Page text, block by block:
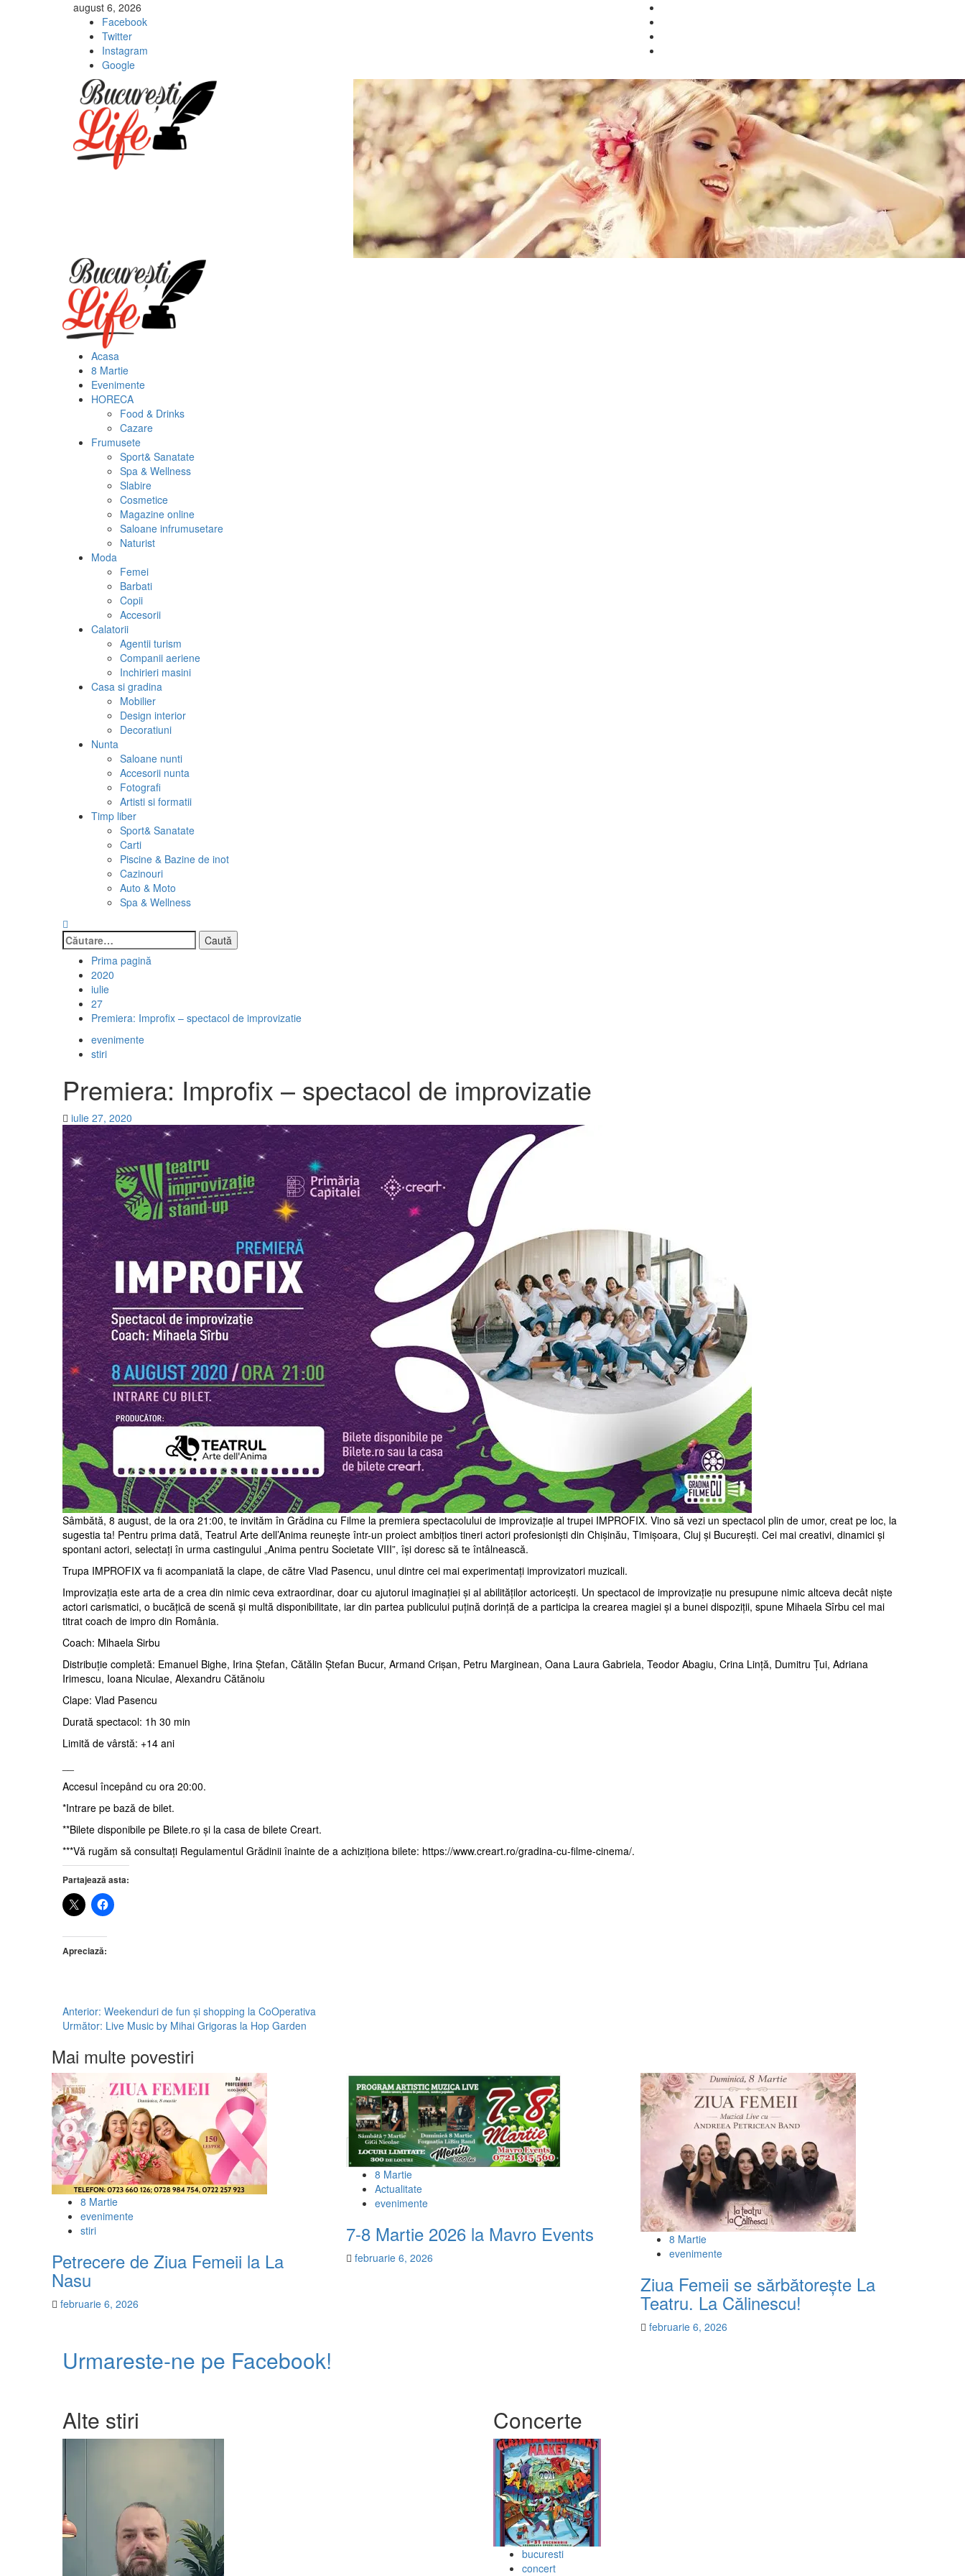
august 6, 2026
Facebook
Twitter
Instagram
Google
Meniu
principal
Acasa
8 Martie
Evenimente
HORECA
Food & Drinks
Cazare
Frumusete
Sport& Sanatate
Spa & Wellness
Slabire
Cosmetice
Magazine online
Saloane infrumusetare
Naturist
Moda
Femei
Barbati
Copii
Accesorii
Calatorii
Agentii turism
Companii aeriene
Inchirieri masini
Casa si gradina
Mobilier
Design interior
Decoratiuni
Nunta
Saloane nunti
Accesorii nunta
Fotografi
Artisti si formatii
Timp liber
Sport& Sanatate
Carti
Piscine & Bazine de inot
Cazinouri
Auto & Moto
Spa & Wellness
Caută
după:
Prima pagină
2020
iulie
27
Premiera: Improfix – spectacol de improvizatie
evenimente
stiri
Premiera: Improfix – spectacol de improvizatie
iulie 27, 2020
Sâmbătă, 8 august, de la ora 21:00, te invităm în Grădina cu Filme la premiera spectacolului de improvizație al trupei IMPROFIX. Vino să vezi un spectacol plin de umor, creat pe loc, la
sugestia ta! Pentru prima dată, Teatrul Arte dell’Anima reunește într-un proiect ambițios tineri actori profesioniști din Chișinău, Timișoara, Cluj și București. Cei mai creativi, dinamici și
spontani actori, selectați în urma castingului „Anima pentru Societate VIII”, își doresc să te întâlnească.
Trupa IMPROFIX va fi acompaniată la clape, de către Vlad Pasencu, unul dintre cei mai experimentați improvizatori muzicali.
Improvizația este arta de a crea din nimic ceva extraordinar, doar cu ajutorul imaginației și al abilităților actoricești. Un spectacol de improvizație nu presupune nimic altceva decât niște
actori carismatici, o bucățică de scenă și multă disponibilitate, iar din partea publicului puțină dorință de a participa la crearea magiei și a bunei dispoziții, spune Mihaela Sîrbu cel mai
titrat coach de impro din România.
Coach: Mihaela Sirbu
Distribuție completă: Emanuel Bighe, Irina Ștefan, Cătălin Ștefan Bucur, Armand Crișan, Petru Marginean, Oana Laura Gabriela, Teodor Abagiu, Crina Lință, Dumitru Țui, Adriana
Irimescu, Ioana Niculae, Alexandru Cătănoiu
Clape: Vlad Pasencu
Durată spectacol: 1h 30 min
Limită de vârstă: +14 ani
Accesul începând cu ora 20:00.
*Intrare pe bază de bilet.
**Bilete disponibile pe Bilete.ro și la casa de bilete Creart.
***Vă rugăm să consultați Regulamentul Grădinii înainte de a achiziționa bilete: https://www.creart.ro/gradina-cu-filme-cinema/.
Partajează asta:
Apreciază:
Post
navigation
Anterior: Weekenduri de fun și shopping la CoOperativa
Următor: Live Music by Mihai Grigoras la Hop Garden
Mai multe povestiri
8 Martie
evenimente
stiri
Petrecere de Ziua Femeii la La
Nasu
februarie 6, 2026
8 Martie
Actualitate
evenimente
7-8 Martie 2026 la Mavro Events
februarie 6, 2026
8 Martie
evenimente
Ziua Femeii se sărbătorește La
Teatru. La Călinescu!
februarie 6, 2026
Urmareste-ne pe Facebook!
Alte stiri
Concerte
bucuresti
concert